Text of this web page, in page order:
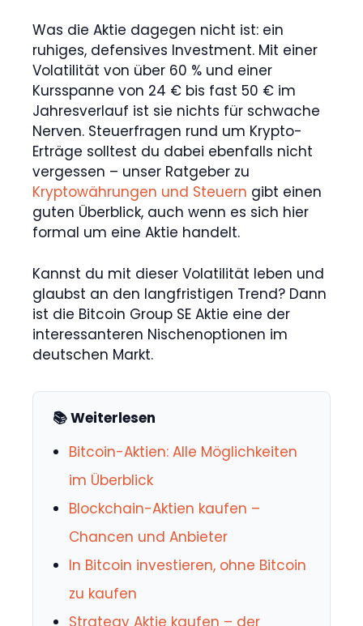
Was die Aktie dagegen nicht ist: ein
ruhiges, defensives Investment. Mit einer
Volatilität von über 60 % und einer
Kursspanne von 24 € bis fast 50 € im
Jahresverlauf ist sie nichts für schwache
Nerven. Steuerfragen rund um Krypto-
Erträge solltest du dabei ebenfalls nicht
vergessen – unser Ratgeber zu
Kryptowährungen und Steuern gibt einen
guten Überblick, auch wenn es sich hier
formal um eine Aktie handelt.
Kannst du mit dieser Volatilität leben und
glaubst an den langfristigen Trend? Dann
ist die Bitcoin Group SE Aktie eine der
interessanteren Nischenoptionen im
deutschen Markt.
📚 Weiterlesen
Bitcoin-Aktien: Alle Möglichkeiten
im Überblick
Blockchain-Aktien kaufen –
Chancen und Anbieter
In Bitcoin investieren, ohne Bitcoin
zu kaufen
Strategy Aktie kaufen – der